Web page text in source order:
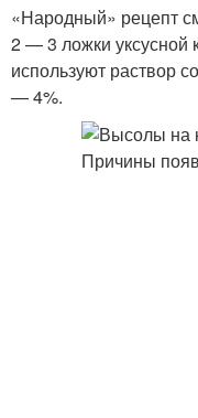
«Народный» рецепт
2 — 3 ложки
используют раствор
— 4%.